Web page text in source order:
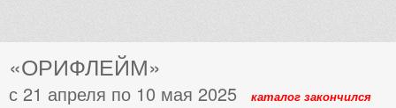
«ОРИФЛЕЙМ»
с 21 апреля по 10 мая 2025
каталог закончился